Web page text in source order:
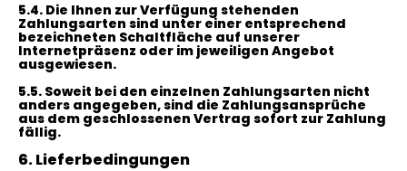
5.4. Die Ihnen zur Verfügung stehenden
Zahlungsarten sind unter einer entsprechend
bezeichneten Schaltfläche auf unserer
Internetpräsenz oder im jeweiligen Angebot
ausgewiesen.
5.5. Soweit bei den einzelnen Zahlungsarten nicht
anders angegeben, sind die Zahlungsansprüche
aus dem geschlossenen Vertrag sofort zur Zahlung
fällig.
6. Lieferbedingungen